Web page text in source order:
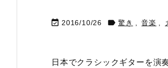
 2016/10/26  驚き 音楽
日本でクラシックギターを演